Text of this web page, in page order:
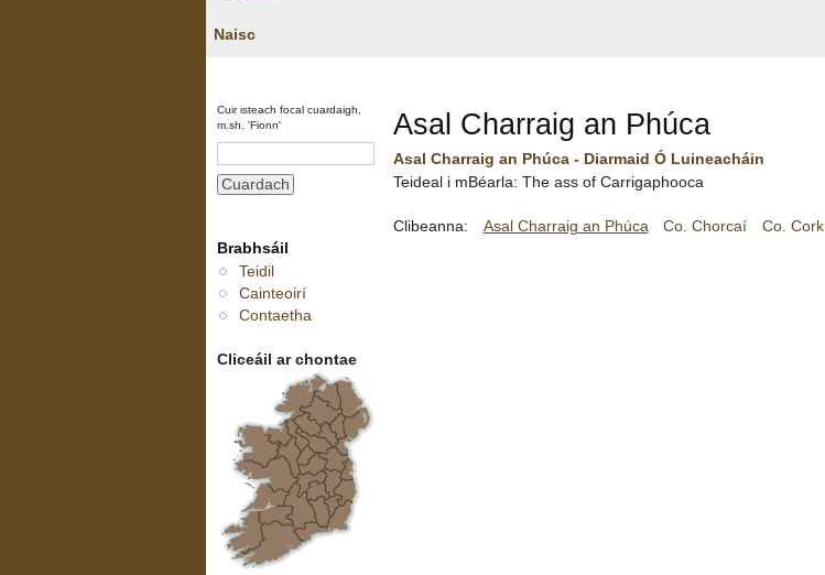
Naisc
Cuir isteach focal cuardaigh,
m.sh. 'Fionn'
Brabhsáil
Teidil
Cainteoirí
Contaetha
Cliceáil ar chontae
Asal Charraig an Phúca
Asal Charraig an Phúca - Diarmaid Ó Luineacháin
Teideal i mBéarla: The ass of Carrigaphooca
Clibeanna: Asal Charraig an Phúca Co. Chorcaí Co. Cork